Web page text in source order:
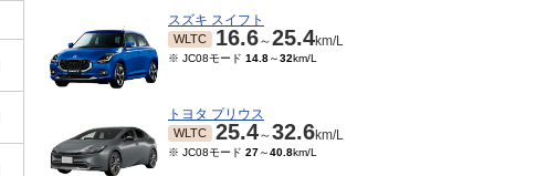
スズキ スイフト
WLTC 16.6～25.4km/L
※ JC08モード 14.8～32km/L
トヨタ プリウス
WLTC 25.4～32.6km/L
※ JC08モード 27～40.8km/L